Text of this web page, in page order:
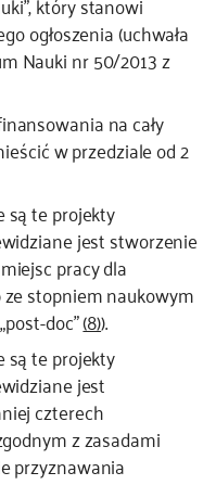
ogłoszenia (uchwała
Nauki nr 50/2013 z
na cały
w przedziale od 2
są te projekty
jest stworzenie
pracy dla
stopniem naukowym
doc”(8)).
są te projekty
jest
czterech
z zasadami
przyznawania